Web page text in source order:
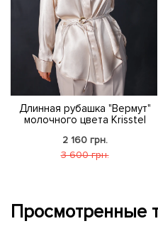
Длинная рубашка "Вермут"
молочного цвета Krisstel
2 160 грн.
3 600 грн.
Просмотренные